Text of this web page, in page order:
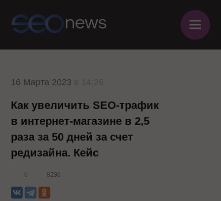
≡
16 Марта 2023
Как увеличить SEO-трафик
в интернет-магазине в 2,5
раза за 50 дней за счет
редизайна. Кейс
0 8236